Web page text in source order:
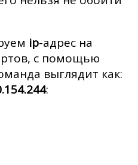
ip-адрес на
с помощью
выглядит как:
: